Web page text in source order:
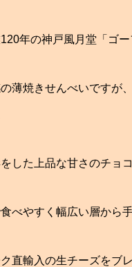
年の神戸風月堂「ゴー
薄焼きせんべいですが
した上品な甘さのチョコ
べやすく幅広い層から
直輸入の生チーズをブ